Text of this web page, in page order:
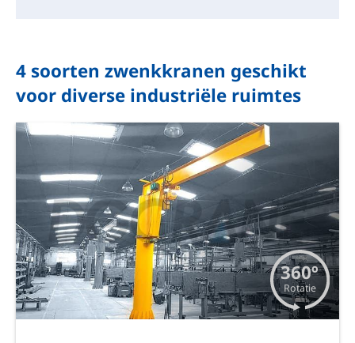
4 soorten zwenkkranen geschikt
voor diverse industriële ruimtes
360º
Rotatie